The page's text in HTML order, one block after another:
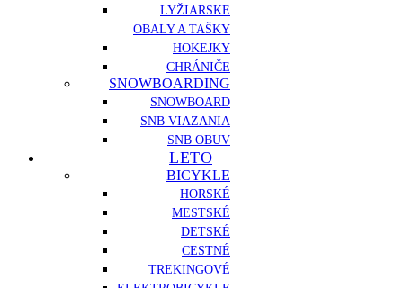
LYŽIARSKE
OBALY A TAŠKY
HOKEJKY
CHRÁNIČE
SNOWBOARDING
SNOWBOARD
SNB VIAZANIA
SNB OBUV
LETO
BICYKLE
HORSKÉ
MESTSKÉ
DETSKÉ
CESTNÉ
TREKINGOVÉ